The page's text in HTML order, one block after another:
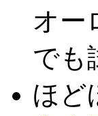
オー
でも
ほど